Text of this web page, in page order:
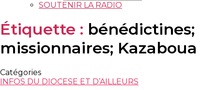
SOUTENIR LA RADIO
Étiquette : bénédictines;
missionnaires; Kazaboua
Catégories
INFOS DU DIOCESE ET D’AILLEURS